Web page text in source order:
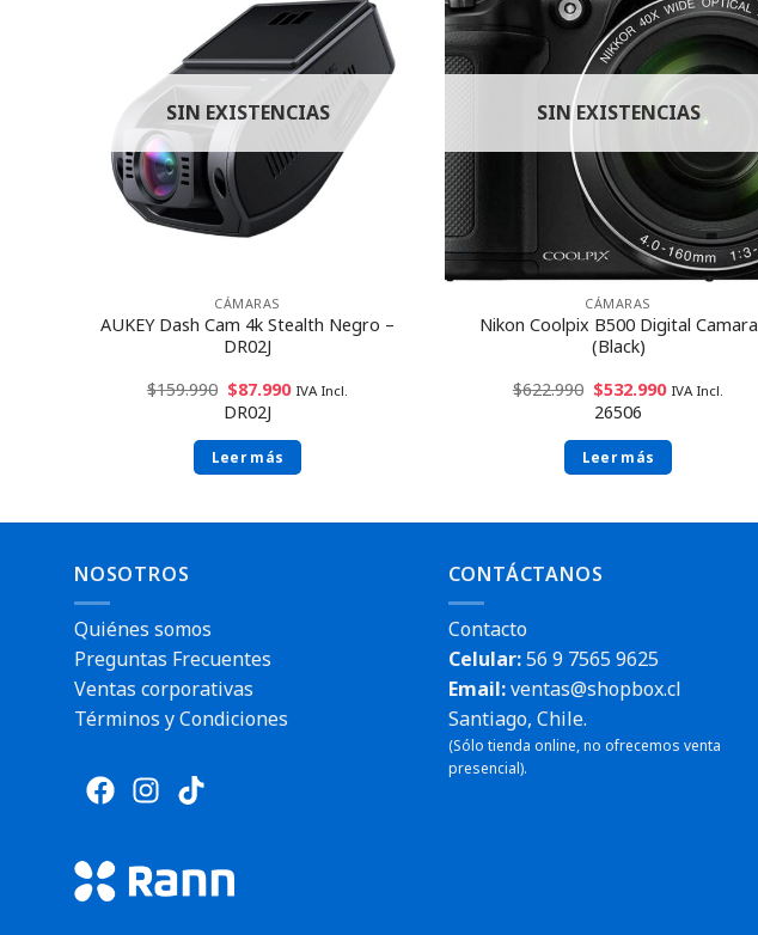
SIN EXISTENCIAS
CÁMARAS
AUKEY Dash Cam 4k Stealth Negro –
DR02J
$159.990 $87.990 IVA Incl.
DR02J
Leer más
SIN EXISTENCIAS
CÁMARAS
Nikon Coolpix B500 Digital Camara
(Black)
$622.990 $532.990 IVA Incl.
26506
Leer más
NOSOTROS
Quiénes somos
Preguntas Frecuentes
Ventas corporativas
Términos y Condiciones
CONTÁCTANOS
Contacto
Celular:56 9 7565 9625
Email:ventas@shopbox.cl
Santiago, Chile.
(Sólo tienda online, no ofrecemos venta
presencial).